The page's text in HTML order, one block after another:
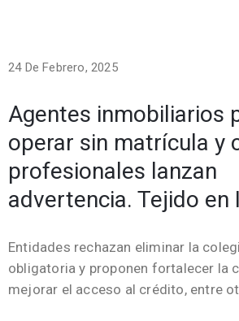
24 De Febrero, 2025
Agentes inmobiliarios
operar sin matrícula y
profesionales lanzan
advertencia. Tejido en
Entidades rechazan eliminar la
obligatoria y proponen fortalecer la
mejorar el acceso al crédito, entre